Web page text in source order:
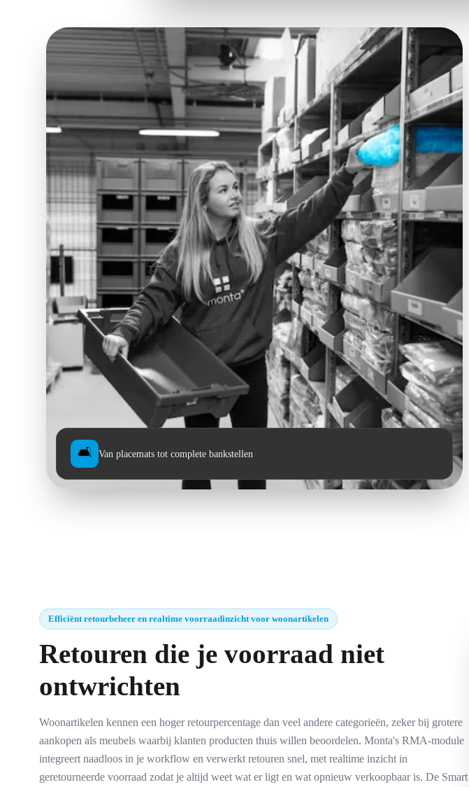
🛋️ Van placemats tot complete bankstellen
Efficiënt retourbeheer en realtime voorraadinzicht voor woonartikelen
Retouren die je voorraad niet
ontwrichten
Woonartikelen kennen een hoger retourpercentage dan veel andere categorieën, zeker bij grotere
aankopen als meubels waarbij klanten producten thuis willen beoordelen. Monta's RMA-module
integreert naadloos in je workflow en verwerkt retouren snel, met realtime inzicht in
geretourneerde voorraad zodat je altijd weet wat er ligt en wat opnieuw verkoopbaar is. De Smart